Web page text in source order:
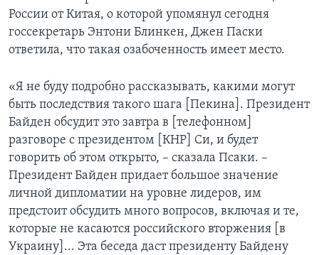
России от Китая, о которой упомянул сегодня
госсекретарь Энтони Блинкен, Джен Паски
ответила, что такая озабоченность имеет место.
«Я не буду подробно рассказывать, какими могут
быть последствия такого шага [Пекина]. Президент
Байден обсудит это завтра в [телефонном]
разговоре с президентом [КНР] Си, и будет
говорить об этом открыто, – сказала Псаки. –
Президент Байден придает большое значение
личной дипломатии на уровне лидеров, им
предстоит обсудить много вопросов, включая и те,
которые не касаются российского вторжения [в
Украину]... Эта беседа даст президенту Байдену